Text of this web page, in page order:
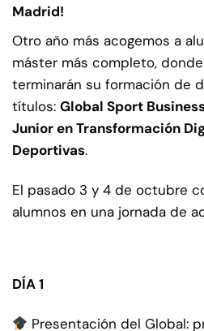
Madrid!
Otro año más acogemos a
máster más completo,
terminarán su formación de
títulos: Global Sport
Junior en Transformación
Deportivas.
El pasado 3 y 4 de octubre
alumnos en una jornada de
DÍA 1
Presentación del Global: